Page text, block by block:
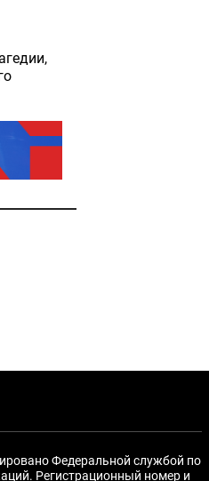
Федеральной службой по
Регистрационный номер и